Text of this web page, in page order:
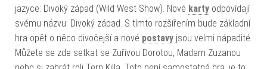
jazyce: Divoký západ (Wild West Show). Nové karty odpovídají
svému názvu: Divoký západ. S tímto rozšířením bude základní
hra opět o něco divočejší a nové postavy jsou velmi nápadité.
Můžete se zde setkat se Zuřivou Dorotou, Madam Zuzanou